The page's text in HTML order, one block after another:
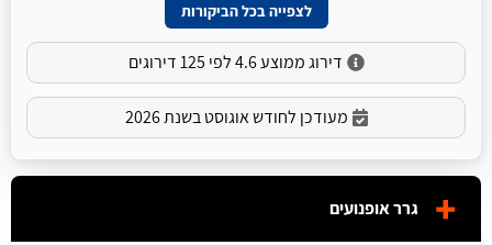
לצפייה בכל הביקורות
דירוג ממוצע 4.6 לפי 125 דירוגים
מעודכן לחודש אוגוסט בשנת 2026
גרר אופנועים